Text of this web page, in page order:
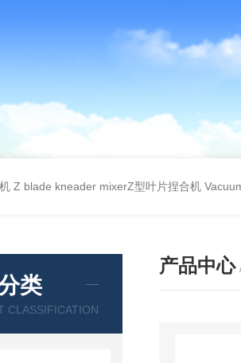
Z blade kneader mixerZ型叶片捏合机
类
CLASSIFICATION
产品中心